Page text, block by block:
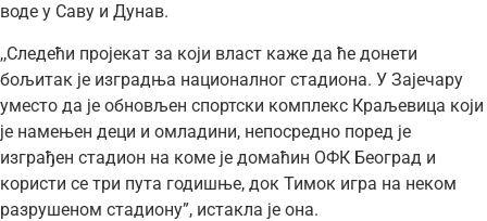
воде у Саву и Дунав.
,,Следећи пројекат за који власт каже да ће донети
бољитак је изградња националног стадиона. У Зајечару
уместо да је обновљен спортски комплекс Краљевица који
је намењен деци и омладини, непосредно поред је
изграђен стадион на коме је домаћин ОФК Београд и
користи се три пута годишње, док Тимок игра на неком
разрушеном стадиону”, истакла је она.